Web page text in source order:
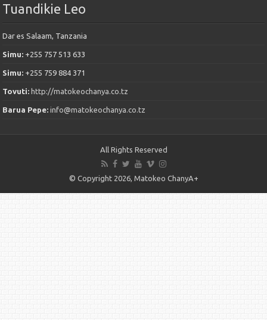
Tuandikie Leo
Dar es Salaam, Tanzania
Simu: +255 757 513 633
Simu: +255 759 884 371
Tovuti:http://matokeochanya.co.tz
Barua Pepe:info@matokeochanya.co.tz
All Rights Reserved
© Copyright 2026, Matokeo ChanyA+